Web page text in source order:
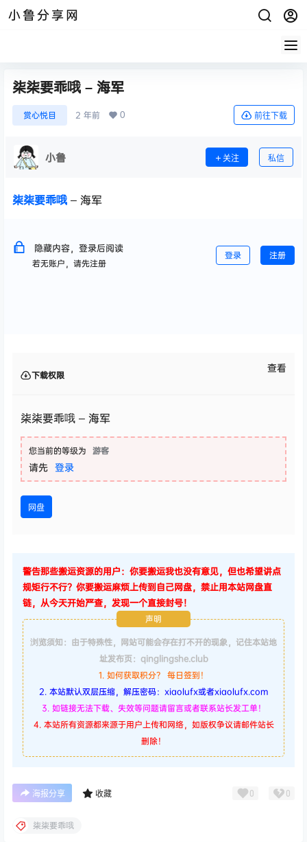
小鲁分享网
柒柒要乖哦 – 海军
赏心悦目 2 年前 0 前往下载
小鲁 关注 私信
柒柒要乖哦 – 海军
隐藏内容，登录后阅读
若无账户，请先注册
登录 注册
下载权限
查看
柒柒要乖哦 – 海军
您当前的等级为 游客
请先 登录
网盘
警告那些搬运资源的用户：你要搬运我也没有意见，但也希望讲点
规矩行不行？你要搬运麻烦上传到自己网盘，禁止用本站网盘直
链，从今天开始严查，发现一个直接封号！
声明
浏览须知：由于特殊性，网站可能会存在打不开的现象，记住本站地
址发布页：qinglingshe.club
1. 如何获取积分？ 每日签到！
2. 本站默认双层压缩，解压密码：xiaolufx或者xiaolufx.com
3. 如链接无法下载、失效等问题请留言或者联系站长发工单！
4. 本站所有资源都来源于用户上传和网络，如版权争议请邮件站长
删除！
海报分享 收藏 0 0
柒柒要乖哦